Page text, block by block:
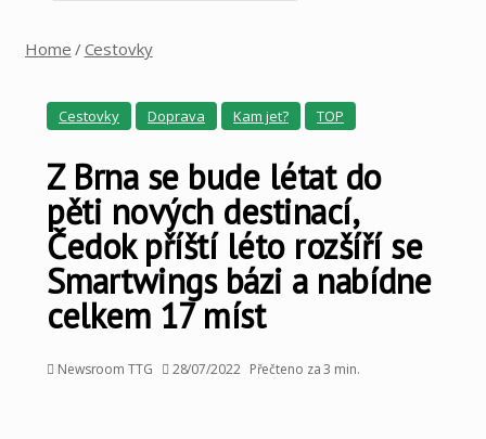
Home / Cestovky
Cestovky Doprava Kam jet? TOP
Z Brna se bude létat do
pěti nových destinací,
Čedok příští léto rozšíří se
Smartwings bázi a nabídne
celkem 17 míst
Newsroom TTG 28/07/2022 Přečteno za 3 min.